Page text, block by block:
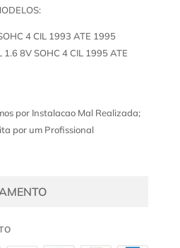
4 CIL 1993 ATE 1995
1.6 8V SOHC 4 CIL 1995 ATE
por Instalacao Mal Realizada;
por um Profissional